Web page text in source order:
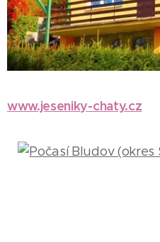
www.jeseniky-chaty.cz